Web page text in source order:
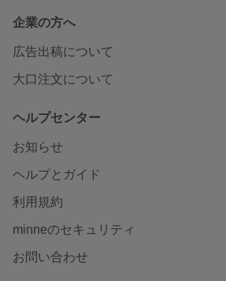
企業の方へ
広告出稿について
大口注文について
ヘルプセンター
お知らせ
ヘルプとガイド
利用規約
minneのセキュリティ
お問い合わせ